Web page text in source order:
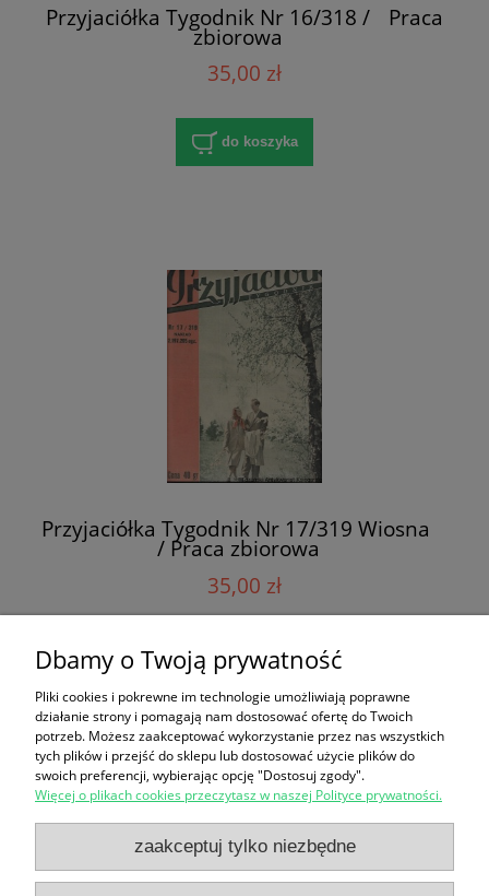
Przyjaciółka Tygodnik Nr 16/318 / Praca
zbiorowa
35,00 zł
do koszyka
Przyjaciółka Tygodnik Nr 17/319 Wiosna
/ Praca zbiorowa
35,00 zł
do koszyka
« 1 2
Zakupy
Pomoc
Dbamy o Twoją prywatność
Pliki cookies i pokrewne im technologie umożliwiają poprawne
działanie strony i pomagają nam dostosować ofertę do Twoich
potrzeb. Możesz zaakceptować wykorzystanie przez nas wszystkich
tych plików i przejść do sklepu lub dostosować użycie plików do
swoich preferencji, wybierając opcję "Dostosuj zgody".
Więcej o plikach cookies przeczytasz w naszej Polityce prywatności.
zaakceptuj tylko niezbędne